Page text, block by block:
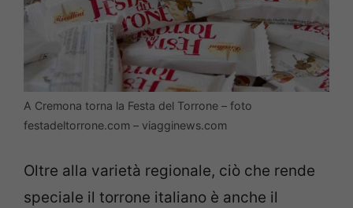
A Cremona torna la Festa del Torrone – foto
festadeltorrone.com – viagginews.com
Oltre alla varietà regionale, ciò che rende
speciale il torrone italiano è anche il